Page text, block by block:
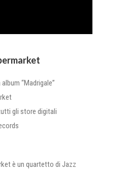
“Madrigale”
gli store digitali
è un quartetto di Jazz